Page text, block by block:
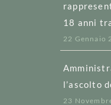
18 anni
22 Gennaio
l’ascolto
23